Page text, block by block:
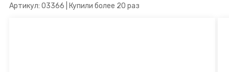
Артикул: 03366 | Купили более 20 раз